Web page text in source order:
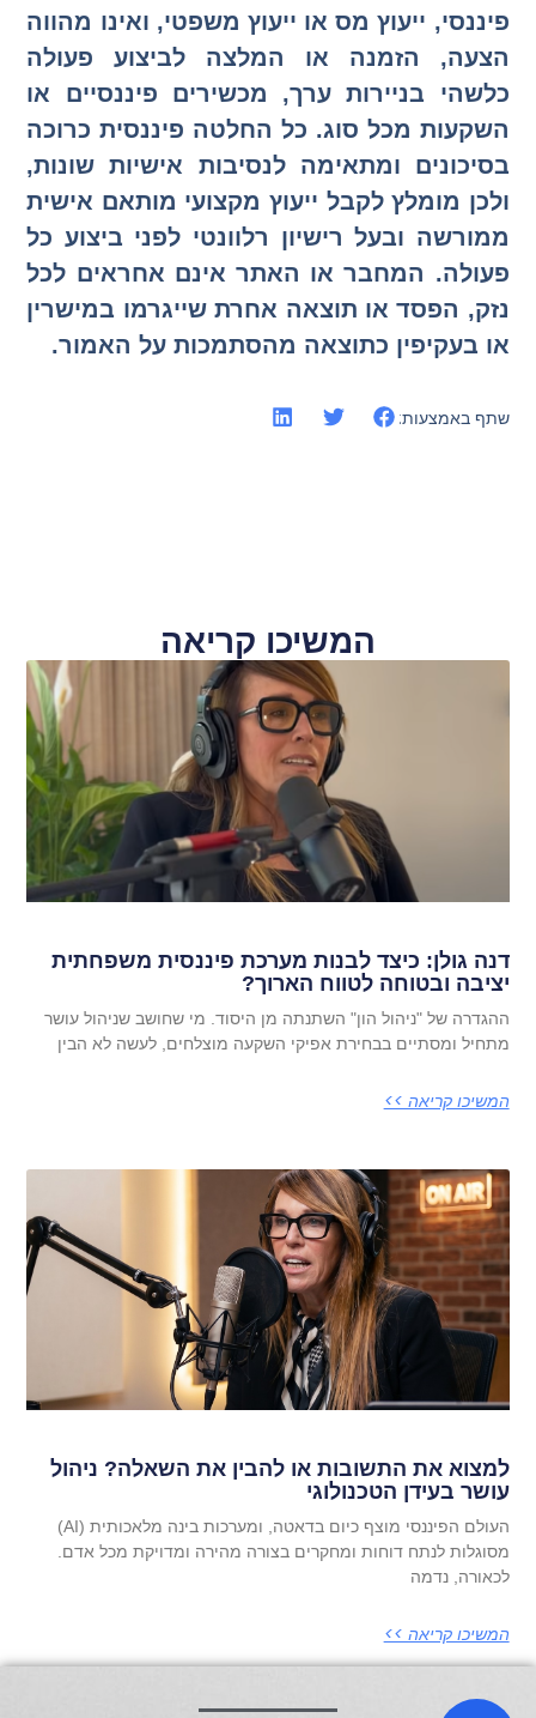
פיננסי, ייעוץ מס או ייעוץ משפטי, ואינו מהווה
הצעה, הזמנה או המלצה לביצוע פעולה
כלשהי בניירות ערך, מכשירים פיננסיים או
השקעות מכל סוג. כל החלטה פיננסית כרוכה
בסיכונים ומתאימה לנסיבות אישיות שונות,
ולכן מומלץ לקבל ייעוץ מקצועי מותאם אישית
ממורשה ובעל רישיון רלוונטי לפני ביצוע כל
פעולה. המחבר או האתר אינם אחראים לכל
נזק, הפסד או תוצאה אחרת שייגרמו במישרין
או בעקיפין כתוצאה מהסתמכות על האמור.
שתף באמצעות:
המשיכו קריאה
דנה גולן: כיצד לבנות מערכת פיננסית משפחתית
יציבה ובטוחה לטווח הארוך?
ההגדרה של "ניהול הון" השתנתה מן היסוד. מי שחושב שניהול עושר
מתחיל ומסתיים בבחירת אפיקי השקעה מוצלחים, לעשה לא הבין
המשיכו קריאה >>
למצוא את התשובות או להבין את השאלה? ניהול
עושר בעידן הטכנולוגי
העולם הפיננסי מוצף כיום בדאטה, ומערכות בינה מלאכותית (AI)
מסוגלות לנתח דוחות ומחקרים בצורה מהירה ומדויקת מכל אדם.
לכאורה, נדמה
המשיכו קריאה >>